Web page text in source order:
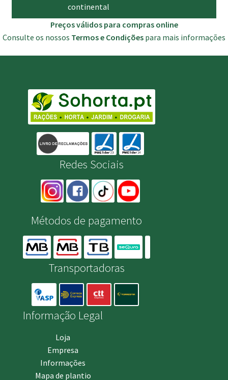
continental
Preços válidos para compras online
Consulte os nossos Termos e Condições para mais informações
Redes Sociais
Métodos de pagamento
Transportadoras
Informação Legal
Loja
Empresa
Informações
Mapa de plantio